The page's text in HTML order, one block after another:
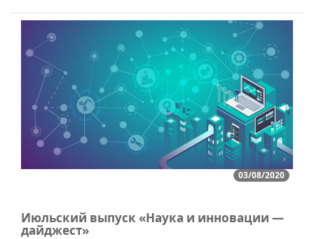
03/08/2020
Июльский выпуск «Наука и инновации —
дайджест»